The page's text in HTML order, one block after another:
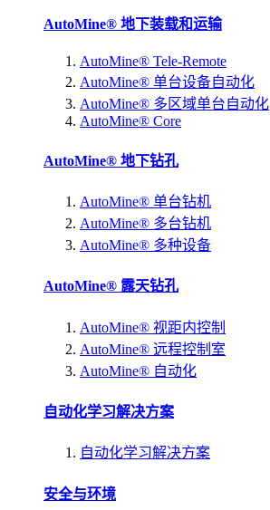
AutoMine® 地下装载和运输
AutoMine® Tele-Remote
AutoMine® 单台设备自动化
AutoMine® 多区域单台自动化
AutoMine® Core
AutoMine® 地下钻孔
AutoMine® 单台钻机
AutoMine® 多台钻机
AutoMine® 多种设备
AutoMine® 露天钻孔
AutoMine® 视距内控制
AutoMine® 远程控制室
AutoMine® 自动化
自动化学习解决方案
自动化学习解决方案
安全与环境